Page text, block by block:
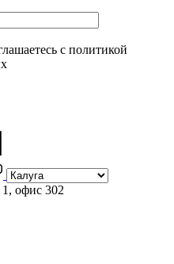
с политикой
офис 302